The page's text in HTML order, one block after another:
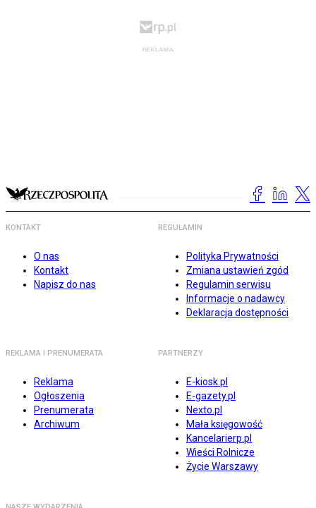
KONTAKT
O nas
Kontakt
Napisz do nas
REGULAMIN
Polityka Prywatności
Zmiana ustawień zgód
Regulamin serwisu
Informacje o nadawcy
Deklaracja dostępności
REKLAMA I PRENUMERATA
Reklama
Ogłoszenia
Prenumerata
Archiwum
PARTNERZY
E-kiosk.pl
E-gazety.pl
Nexto.pl
Mała księgowość
Kancelarierp.pl
Wieści Rolnicze
Życie Warszawy